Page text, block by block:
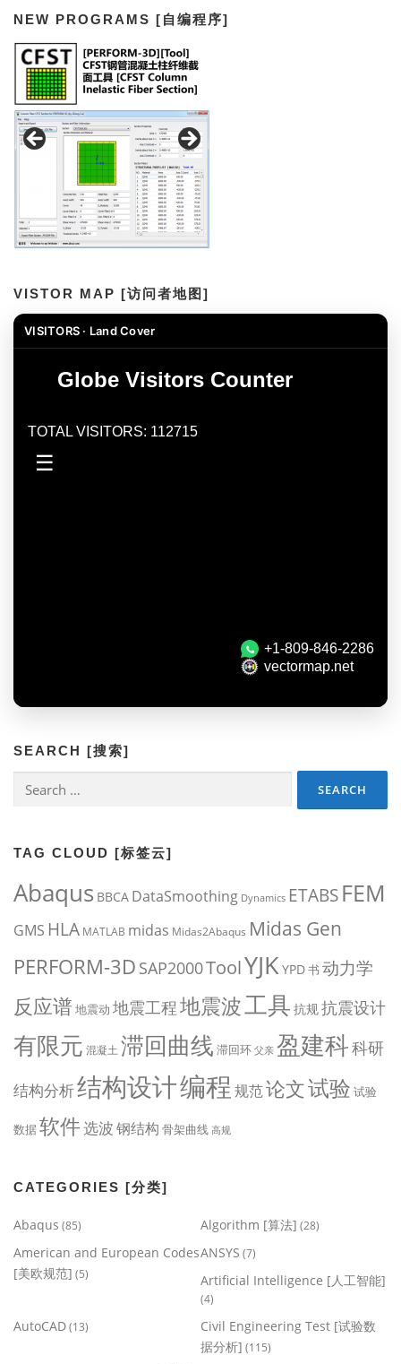
NEW PROGRAMS [自编程序]
VISTOR MAP [访问者地图]
VISITORS · Land Cover
SEARCH [搜索]
for:
TAG CLOUD [标签云]
Abaqus BBCA DataSmoothing Dynamics ETABSFEM
GMS HLA MATLAB midas Midas2Abaqus Midas Gen
PERFORM-3D SAP2000ToolYJKYPD书 动力学
反应谱 地震动 地震工程地震波工具 抗规抗震设计
有限元 混凝土 滞回曲线 滞回环 父亲 盈建科科研
结构分析结构设计编程 规范论文试验 试验
数据软件选波钢结构 骨架曲线 高规
CATEGORIES [分类]
Abaqus (85) Algorithm [算法] (28)
American and European Codes
[美欧规范] (5)
ANSYS (7)
Artificial Intelligence [人工智能]
(4)
AutoCAD(13)
Civil Engineering Test [试验数
据分析] (115)